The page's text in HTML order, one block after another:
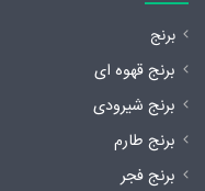
برنج
برنج قهوه ای
برنج شیرودی
برنج طارم
برنج فجر